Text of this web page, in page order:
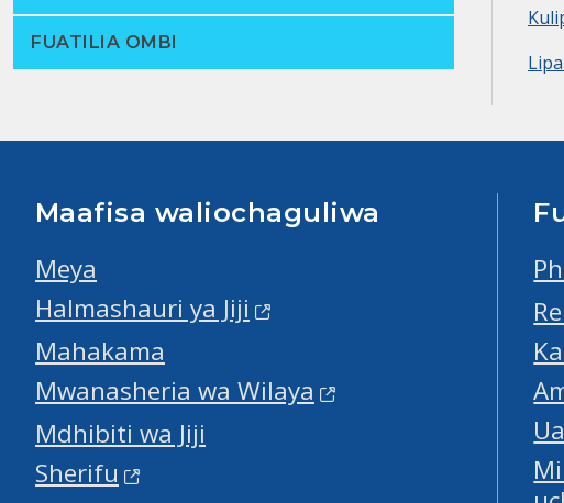
FUATILIA OMBI
Maafisa waliochaguliwa
Meya
Halmashauri ya Jiji
Mahakama
Mwanasheria wa Wilaya
Mdhibiti wa Jiji
Sherifu